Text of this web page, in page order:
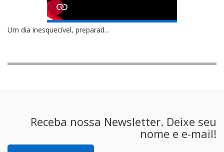
Um dia inesquecível, preparad...
Receba nossa Newsletter. Deixe seu
nome e e-mail!